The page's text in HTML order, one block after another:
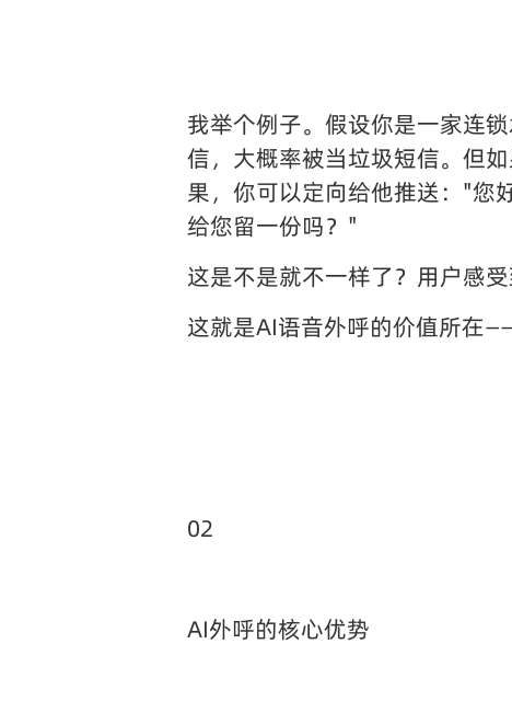
我举个例子。假设你是一家连
信，大概率被当垃圾短信。但
果，你可以定向给他推送："您
给您留一份吗？"
这是不是就不一样了？用户感
这就是AI语音外呼的价值所在
02
AI外呼的核心优势